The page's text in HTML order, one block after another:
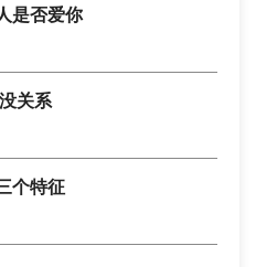
是否爱你
关系
个特征